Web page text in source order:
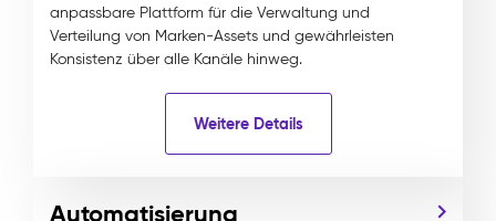
anpassbare Plattform für die Verwaltung und
Verteilung von Marken-Assets und gewährleisten
Konsistenz über alle Kanäle hinweg.
Weitere Details
Automatisierung